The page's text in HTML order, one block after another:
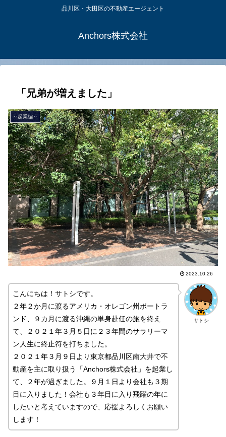
品川区・大田区の不動産エージェント
Anchors株式会社
「兄弟が増えました」
～起業編～
2023.10.26
サトシ
こんにちは！サトシです。
２年２か月に渡るアメリカ・オレゴン州ポートラ
ンド、９カ月に渡る沖縄の単身赴任の旅を終え
て、２０２１年３月５日に２３年間のサラリーマ
ン人生に終止符を打ちました。
２０２１年３月９日より東京都品川区南大井で不
動産を主に取り扱う「Anchors株式会社」を起業し
て、２年が過ぎました。９月１日より会社も３期
目に入りました！会社も３年目に入り飛躍の年に
したいと考えていますので、応援よろしくお願い
します！